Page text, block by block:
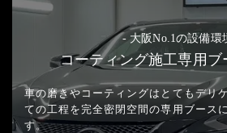
- 大阪No.1の設備環
コーティング施工専用ブ
車の磨きやコーティングはとてもデリケ
ての工程を完全密閉空間の専用ブース
す。